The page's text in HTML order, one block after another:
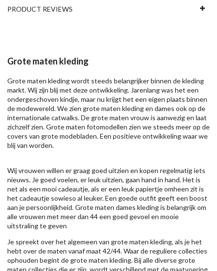
PRODUCT REVIEWS
Grote maten kleding
Grote maten kleding wordt steeds belangrijker binnen de kleding
markt. Wij zijn blij met deze ontwikkeling. Jarenlang was het een
ondergeschoven kindje, maar nu krijgt het een eigen plaats binnen
de modewereld. We zien grote maten kleding en dames ook op de
internationale catwalks. De grote maten vrouw is aanwezig en laat
zichzelf zien. Grote maten fotomodellen zien we steeds meer op de
covers van grote modebladen. Een positieve ontwikkeling waar we
blij van worden.
Wij vrouwen willen er graag goed uitzien en kopen regelmatig iets
nieuws. Je goed voelen, er leuk uitzien, gaan hand in hand. Het is
net als een mooi cadeautje, als er een leuk papiertje omheen zit is
het cadeautje sowieso al leuker. Een goede outfit geeft een boost
aan je persoonlijkheid. Grote maten dames kleding is belangrijk om
alle vrouwen met meer dan 44 een goed gevoel en mooie
uitstraling te geven
Je spreekt over het algemeen van grote maten kleding, als je het
hebt over de maten vanaf maat 42/44. Waar de reguliere collecties
ophouden begint de grote maten kleding. Bij alle diverse grote
maten collecties die er zijn, wordt verschillend met de maatvoering